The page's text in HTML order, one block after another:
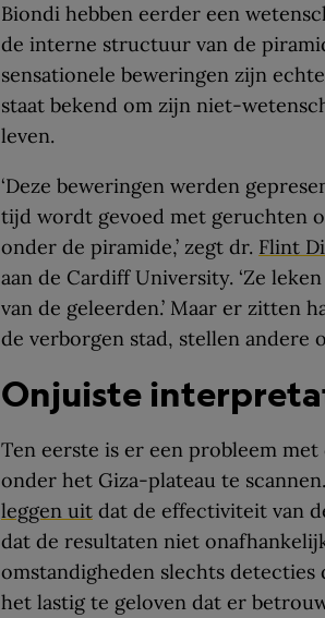
Biondi hebben eerder een
de interne structuur van de
sensationele beweringen zijn
staat bekend om zijn niet-
leven.
‘Deze beweringen werden
tijd wordt gevoed met geruchten
onder de piramide,’ zegt dr. Flint
aan de Cardiff University. ‘Ze
van de geleerden.’ Maar er zitten
de verborgen stad, stellen andere
Onjuiste
Ten eerste is er een probleem
onder het Giza-plateau te
leggen uit dat de effectiviteit van
dat de resultaten niet
omstandigheden slechts
het lastig te geloven dat er